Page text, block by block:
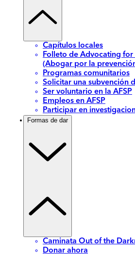
Capítulos locales
Folleto de Advocating for
(Abogar por la
Programas comunitarios
Solicitar una subvención
Ser voluntario en la AFSP
Empleos en AFSP
Participar en
Formas de dar
Caminata Out of the
Donar ahora